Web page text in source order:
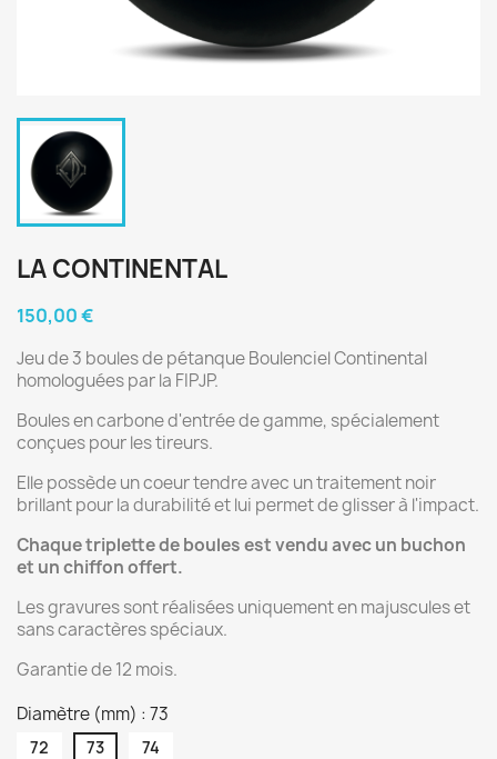
LA CONTINENTAL
150,00 €
Jeu de 3 boules de pétanque Boulenciel Continental
homologuées par la FIPJP.
Boules en carbone d'entrée de gamme, spécialement
conçues pour les tireurs.
Elle possède un coeur tendre avec un traitement noir
brillant pour la durabilité et lui permet de glisser à l'impact.
Chaque triplette de boules est vendu avecun buchon
et un chiffon offert.
Les gravures sont réalisées uniquement en majuscules et
sans caractères spéciaux.
Garantie de 12 mois.
Diamètre (mm) : 73
72 73 74